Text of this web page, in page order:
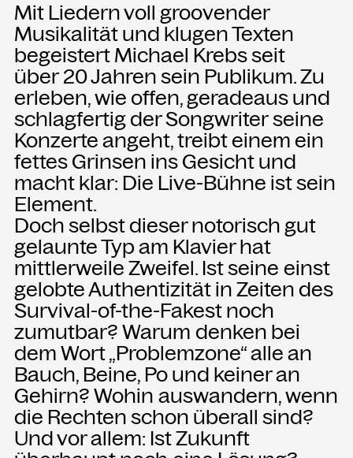
Mit Liedern voll groovender
Musikalität und klugen Texten
begeistert Michael Krebs seit
über 20 Jahren sein Publikum. Zu
erleben, wie offen, geradeaus und
schlagfertig der Songwriter seine
Konzerte angeht, treibt einem ein
fettes Grinsen ins Gesicht und
macht klar: Die Live-Bühne ist sein
Element.
Doch selbst dieser notorisch gut
gelaunte Typ am Klavier hat
mittlerweile Zweifel. Ist seine einst
gelobte Authentizität in Zeiten des
Survival-of-the-Fakest noch
zumutbar? Warum denken bei
dem Wort „Problemzone“ alle an
Bauch, Beine, Po und keiner an
Gehirn? Wohin auswandern, wenn
die Rechten schon überall sind?
Und vor allem: Ist Zukunft